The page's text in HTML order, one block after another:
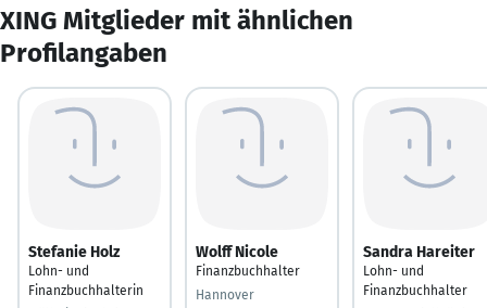
XING Mitglieder mit ähnlichen
Profilangaben
Stefanie Holz
Lohn- und
Finanzbuchhalterin
Wolff Nicole
Finanzbuchhalter
Hannover
Sandra Hareiter
Lohn- und
Finanzbuchhalter